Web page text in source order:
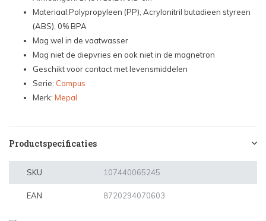
Materiaal:Polypropyleen (PP), Acrylonitril butadieen styreen
(ABS), 0% BPA
Mag wel in de vaatwasser
Mag niet de diepvries en ook niet in de magnetron
Geschikt voor contact met levensmiddelen
Serie: Campus
Merk: Mepal
Productspecificaties
SKU 107440065245
EAN 8720294070603